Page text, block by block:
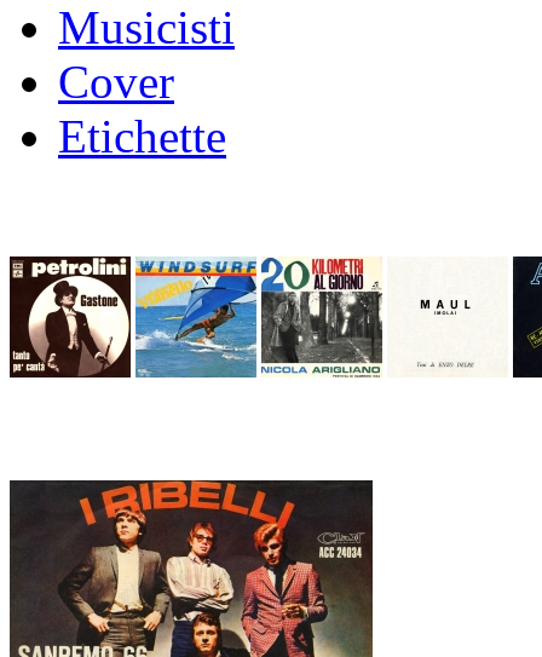
Musicisti
Cover
Etichette